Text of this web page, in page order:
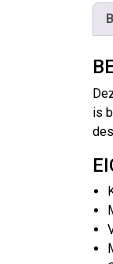
is